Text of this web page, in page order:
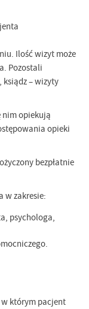
Ilość wizyt może
Pozostali
ksiądz – wizyty
nim opiekują
opieki
bezpłatnie
w zakresie:
psychologa,
którym pacjent